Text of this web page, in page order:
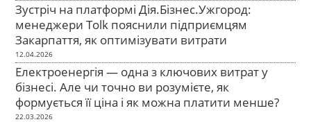
Зустріч на платформі Дія.Бізнес.Ужгород:
менеджери Tolk пояснили підприємцям
Закарпаття, як оптимізувати витрати
12.04.2026
Електроенергія — одна з ключових витрат у
бізнесі. Але чи точно ви розумієте, як
формується її ціна і як можна платити менше?
22.03.2026